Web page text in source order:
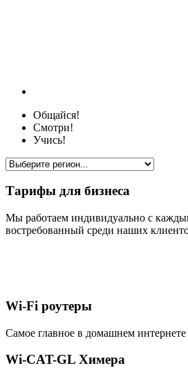
Общайся!
Смотри!
Учись!
Тарифы для бизнеса
Мы работаем индивидуально с
востребованный среди наших
Wi-Fi роутеры
Самое главное в домашнем
Wi-CAT-GL Химера